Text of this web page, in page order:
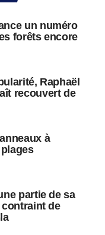
un numéro
forêts encore
Raphaël
recouvert de
à
partie de sa
de